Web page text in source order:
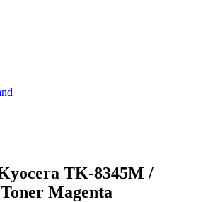
TK-8345M /
Magenta